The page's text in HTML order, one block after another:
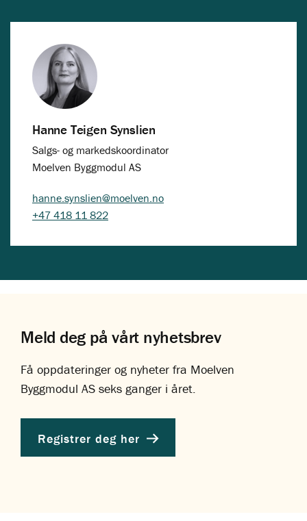
Hanne Teigen Synslien
Salgs- og markedskoordinator
Moelven Byggmodul AS
hanne.synslien@moelven.no
+47 418 11 822
Meld deg på vårt nyhetsbrev
Få oppdateringer og nyheter fra Moelven
Byggmodul AS seks ganger i året.
Registrer deg her